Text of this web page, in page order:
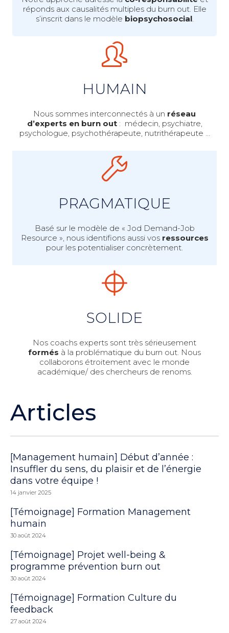
réponds aux causalités multiples du burn out. Elle
s’inscrit dans le modèle biopsychosocial.
HUMAIN
Nous sommes interconnectés à un réseau
d’experts en burn out: médecin, psychiatre,
psychologue, psychothérapeute, nutrithérapeute …
PRAGMATIQUE
Basé sur le modèle de « Jod Demand-Job
Resource », nous identifions aussi vos ressources
pour les potentialiser concrètement.
SOLIDE
Nos coachs experts sont très sérieusement
formés à la problématique du burn out. Nous
collaborons étroitement avec le monde
académique/ des chercheurs de renoms.
Articles
[Management humain] Début d’année :
Insuffler du sens, du plaisir et de l’énergie
dans votre équipe !
14 janvier 2025
[Témoignage] Formation Management
humain
30 août 2024
[Témoignage] Projet well-being &
programme prévention burn out
30 août 2024
[Témoignage] Formation Culture du
feedback
27 août 2024